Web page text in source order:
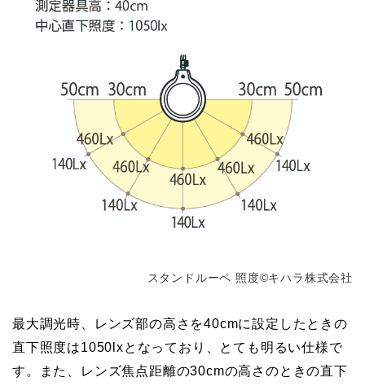
スタンドルーペ 照度©キハラ株式会社
最大調光時、レンズ部の高さを40cmに設定したときの
直下照度は1050lxとなっており、とても明るい仕様で
す。また、レンズ焦点距離の30cmの高さのときの直下